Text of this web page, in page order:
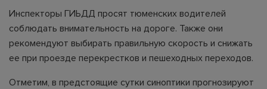
Инспекторы ГИЬДД просят тюменских водителей
соблюдать внимательность на дороге. Также они
рекомендуют выбирать правильную скорость и снижать
ее при проезде перекрестков и пешеходных переходов.
Отметим, в предстоящие сутки синоптики прогнозируют